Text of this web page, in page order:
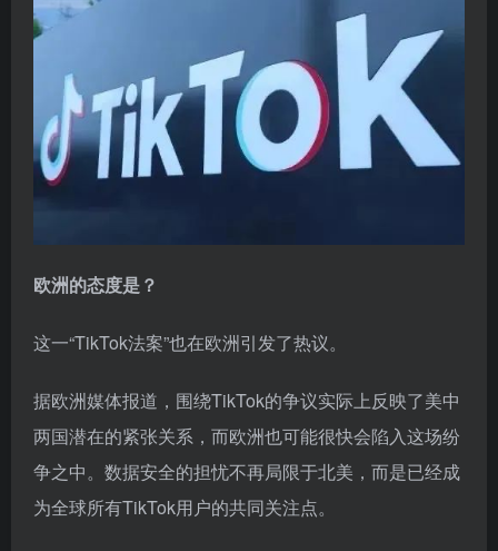
欧洲的态度是？
这一“TikTok法案”也在欧洲引发了热议。
据欧洲媒体报道，围绕TikTok的争议实际上反映了美中
两国潜在的紧张关系，而欧洲也可能很快会陷入这场纷
争之中。数据安全的担忧不再局限于北美，而是已经成
为全球所有TikTok用户的共同关注点。